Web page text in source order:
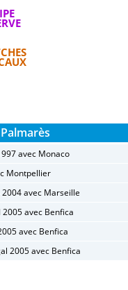
Palmarès
avec Monaco
Montpellier
2004 avec Marseille
avec Benfica
avec Benfica
2005 avec Benfica